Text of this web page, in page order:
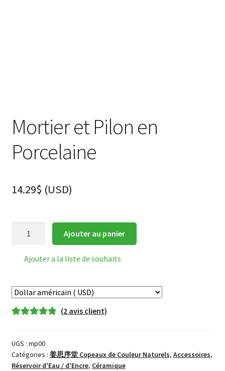
Mortier et Pilon en
Porcelaine
14.29$ (USD)
en
Ajouter au panier
Ajouter a la liste de souhaits
notations
client
(2 avis client)
UGS : mp00
Catégories : 姜思序堂 Copeaux de Couleur Naturels, Accessoires,
Réservoir d'Eau / d'Encre, Céramique